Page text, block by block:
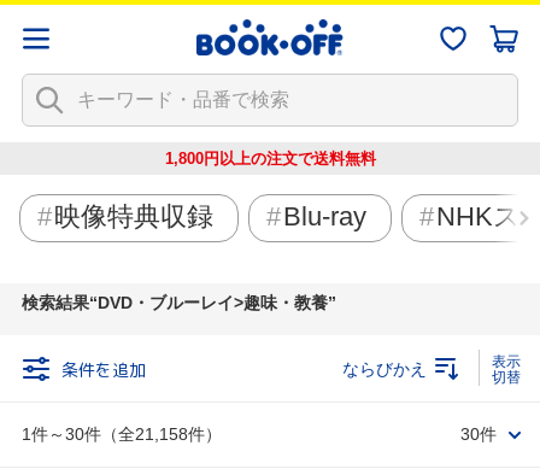
1,800円以上の注文で送料無料
映像特典収録 Blu-ray NHKス
検索結果 DVD・ブルーレイ>趣味・教養
条件を追加
1件～30件（全21,158件）
ならびかえ
30件